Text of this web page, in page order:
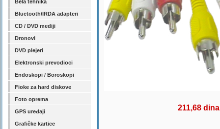
Bela tehnika
Bluetooth/IRDA adapteri
CD / DVD mediji
Dronovi
DVD plejeri
Elektronski prevodioci
Endoskopi / Boroskopi
Fioke za hard diskove
Foto oprema
GPS uređaji
Grafičke kartice
211,68